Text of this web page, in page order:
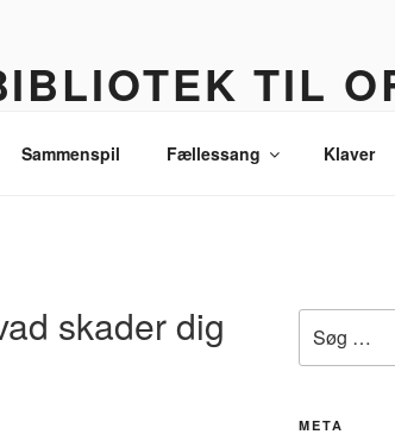
TIL
Sammenspil Fællessang Klaver
skader dig
efter:
META